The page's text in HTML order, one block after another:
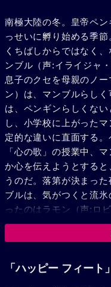
南極大陸の冬。皇帝ペ
っせいに孵り始める季
くちばしからではなく
ンブル（声:イライジャ
息子のクセを母親のノ
ン）は、マンブルらし
は、ペンギンらしくな
し、小学校に上がった
定的な違いに直面する
「心の歌」の授業中、
か心を伝えようとする
うのだ。落第が決まっ
ブルは、気がつくと流
ったのはラモン（声:ロ
るアデリーペンギンの5
のダンスを絶賛し、マ
ンブルを待っていたの
「ハッピー フィート